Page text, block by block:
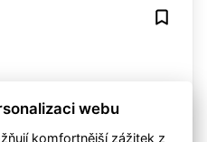
webu
komfortnější zážitek z